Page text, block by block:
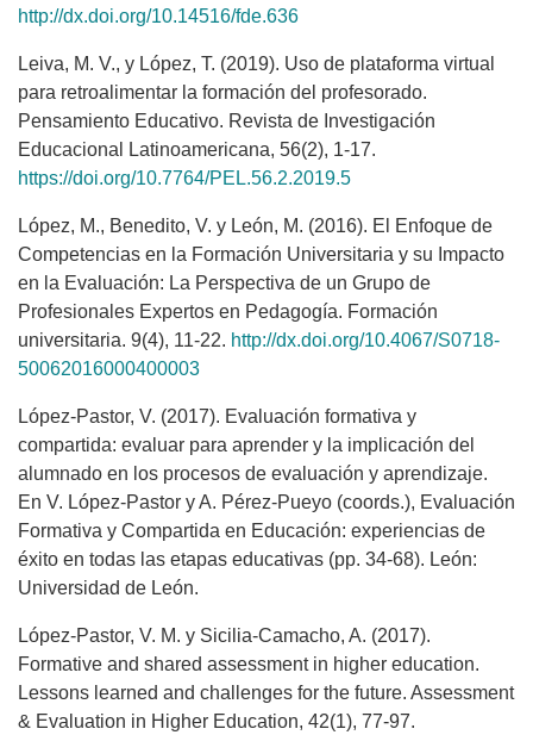
http://dx.doi.org/10.14516/fde.636
Leiva, M. V., y López, T. (2019). Uso de plataforma virtual
para retroalimentar la formación del profesorado.
Pensamiento Educativo. Revista de Investigación
Educacional Latinoamericana, 56(2), 1-17.
https://doi.org/10.7764/PEL.56.2.2019.5
López, M., Benedito, V. y León, M. (2016). El Enfoque de
Competencias en la Formación Universitaria y su Impacto
en la Evaluación: La Perspectiva de un Grupo de
Profesionales Expertos en Pedagogía. Formación
universitaria. 9(4), 11-22. http://dx.doi.org/10.4067/S0718-
50062016000400003
López-Pastor, V. (2017). Evaluación formativa y
compartida: evaluar para aprender y la implicación del
alumnado en los procesos de evaluación y aprendizaje.
En V. López-Pastor y A. Pérez-Pueyo (coords.), Evaluación
Formativa y Compartida en Educación: experiencias de
éxito en todas las etapas educativas (pp. 34-68). León:
Universidad de León.
López-Pastor, V. M. y Sicilia-Camacho, A. (2017).
Formative and shared assessment in higher education.
Lessons learned and challenges for the future. Assessment
& Evaluation in Higher Education, 42(1), 77-97.